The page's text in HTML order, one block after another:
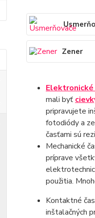
Zener
mali byť
pripravujete
fotodiódy a
časťami sú
Mechanické
príprave
použitia.
Kontaktné
inštalačných